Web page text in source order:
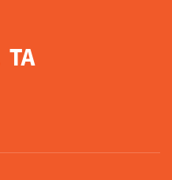
ΤΑ